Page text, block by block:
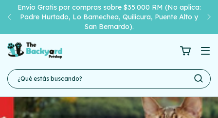
Envío Gratis por compras sobre $35.000 RM (No aplica:
Padre Hurtado, Lo Barnechea, Quilicura, Puente Alto y
San Bernardo).